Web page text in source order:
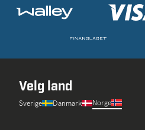
Velg land
Sverige Danmark Norge